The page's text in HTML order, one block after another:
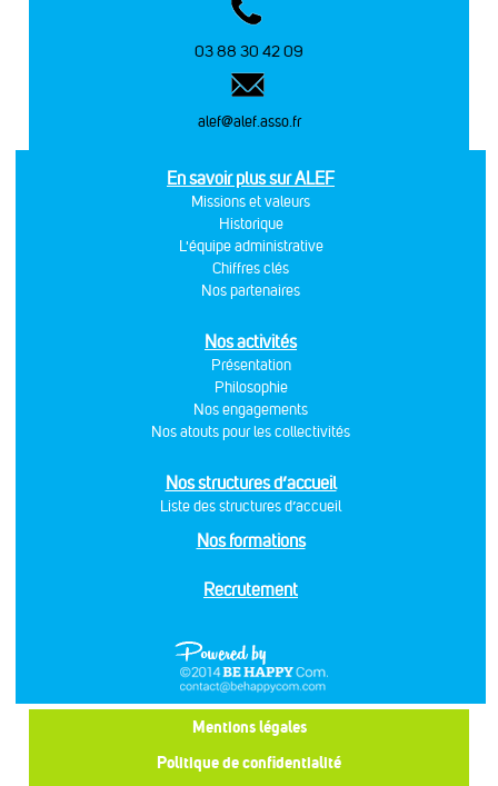
03 88 30 42 09
alef@alef.asso.fr
En savoir plus sur ALEF
Missions et valeurs
Historique
L'équipe administrative
Chiffres clés
Nos partenaires
Nos activités
Présentation
Philosophie
Nos engagements
Nos atouts pour les collectivités
Nos structures d’accueil
Liste des structures d’accueil
Nos formations
Recrutement
Mentions légales
Politique de confidentialité